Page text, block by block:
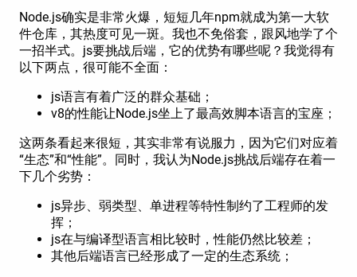
Node.js确实是非常火爆，短短几年npm就成为第一大软
件仓库，其热度可见一斑。我也不免俗套，跟风地学了个
一招半式。js要挑战后端，它的优势有哪些呢？我觉得有
以下两点，很可能不全面：
js语言有着广泛的群众基础；
v8的性能让Node.js坐上了最高效脚本语言的宝座；
这两条看起来很短，其实非常有说服力，因为它们对应着
“生态”和“性能”。同时，我认为Node.js挑战后端存在着一
下几个劣势：
js异步、弱类型、单进程等特性制约了工程师的发
挥；
js在与编译型语言相比较时，性能仍然比较差；
其他后端语言已经形成了一定的生态系统；